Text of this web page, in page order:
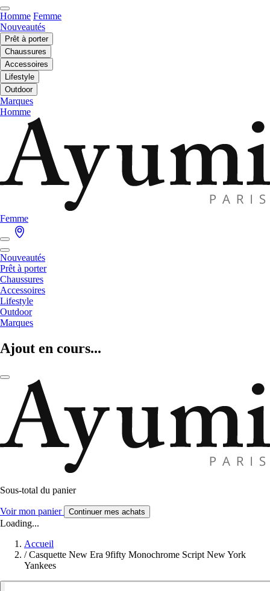
Homme Femme
Nouveautés
Prêt à porter
Chaussures
Accessoires
Lifestyle
Outdoor
Marques
Homme
Femme
Nouveautés
Prêt à porter
Chaussures
Accessoires
Lifestyle
Outdoor
Marques
Ajout en cours...
Sous-total du panier
Voir mon panier Continuer mes achats
Loading...
Accueil
/ Casquette New Era 9fifty Monochrome Script New York
Yankees